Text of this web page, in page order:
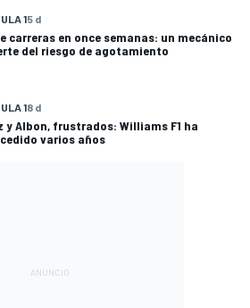
15 d
carreras en once semanas: un mecánico
del riesgo de agotamiento
18 d
y Albon, frustrados: Williams F1 ha
varios años